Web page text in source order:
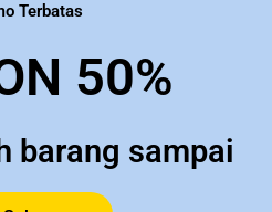
Terbatas
50%
barang sampai